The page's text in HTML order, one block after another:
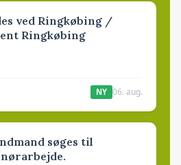
ved Ringkøbing /
Ringkøbing
NY 06. aug.
søges til